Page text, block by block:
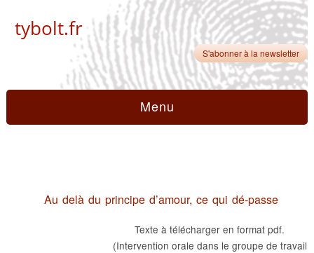
tybolt.fr
S'abonner à la newsletter
Menu
Au delà du principe d’amour, ce qui dé-passe
Texte à télécharger en format pdf.
(Intervention orale dans le groupe de travail